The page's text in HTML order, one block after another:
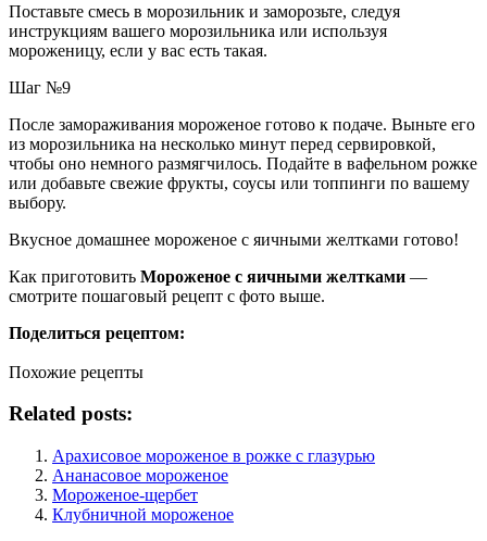
Поставьте смесь в морозильник и заморозьте, следуя
инструкциям вашего морозильника или используя
мороженицу, если у вас есть такая.
Шаг №9
После замораживания мороженое готово к подаче. Выньте его
из морозильника на несколько минут перед сервировкой,
чтобы оно немного размягчилось. Подайте в вафельном рожке
или добавьте свежие фрукты, соусы или топпинги по вашему
выбору.
Вкусное домашнее мороженое с яичными желтками готово!
Как приготовить Мороженое с яичными желтками —
смотрите пошаговый рецепт с фото выше.
Поделиться рецептом:
Похожие рецепты
Related posts:
Арахисовое мороженое в рожке с глазурью
Ананасовое мороженое
Мороженое-щербет
Клубничной мороженое